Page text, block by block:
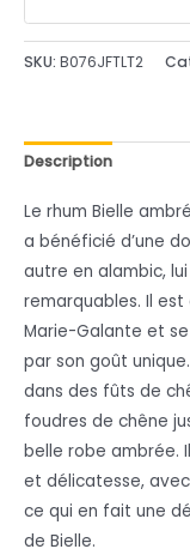
SKU: B076JFTLT2
Description
Le rhum Bielle
a bénéficié d’une
autre en alambic,
remarquables. Il
Marie-Galante et
par son goût
dans des fûts de
foudres de chêne
belle robe ambrée.
et délicatesse,
ce qui en fait une
de Bielle.